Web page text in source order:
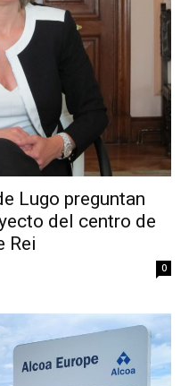
Lugo preguntan
del centro de
Rei
0